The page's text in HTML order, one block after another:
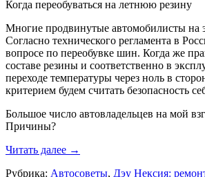
Когда переобуваться на летнюю резину
Многие продвинутые автомобилисты на
Согласно технического регламента в
вопросе по переобувке шин. Когда же
составе резины и соответственно в
переходе температуры через ноль в
критерием будем считать безопасность
Большое число автовладельцев на мой
Причины?
Читать далее →
Рубрика: Автосоветы, Дэу Нексия: